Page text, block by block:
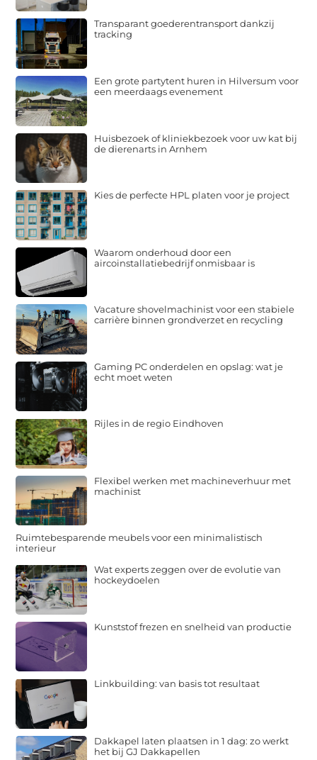
Transparant goederentransport dankzij
tracking
Een grote partytent huren in Hilversum voor
een meerdaags evenement
Huisbezoek of kliniekbezoek voor uw kat bij
de dierenarts in Arnhem
Kies de perfecte HPL platen voor je project
Waarom onderhoud door een
aircoinstallatiebedrijf onmisbaar is
Vacature shovelmachinist voor een stabiele
carrière binnen grondverzet en recycling
Gaming PC onderdelen en opslag: wat je
echt moet weten
Rijles in de regio Eindhoven
Flexibel werken met machineverhuur met
machinist
Ruimtebesparende meubels voor een minimalistisch
interieur
Wat experts zeggen over de evolutie van
hockeydoelen
Kunststof frezen en snelheid van productie
Linkbuilding: van basis tot resultaat
Dakkapel laten plaatsen in 1 dag: zo werkt
het bij GJ Dakkapellen